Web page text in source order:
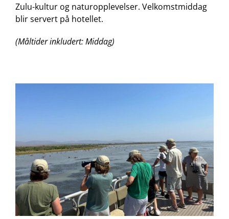
Zulu-kultur og naturopplevelser. Velkomstmiddag
blir servert på hotellet.
(Måltider inkludert: Middag)